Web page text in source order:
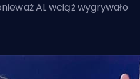
AL wciąż wygrywało